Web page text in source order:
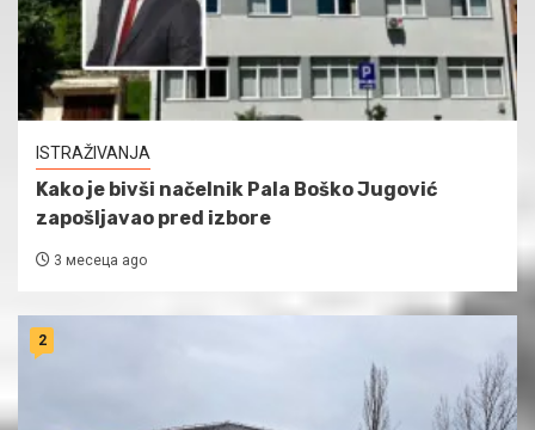
ISTRAŽIVANJA
Kako je bivši načelnik Pala Boško Jugović
zapošljavao pred izbore
3 месеца ago
2